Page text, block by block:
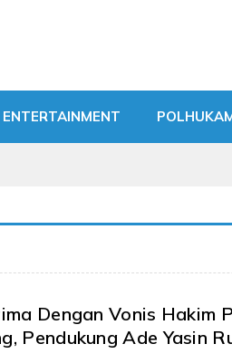
ENTERTAINMENT
Dengan Vonis Hakim
Pendukung Ade Yasin